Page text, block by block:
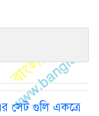
সেট গুলি একত্রে